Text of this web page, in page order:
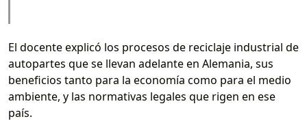
El docente explicó los procesos de reciclaje industrial de
autopartes que se llevan adelante en Alemania, sus
beneficios tanto para la economía como para el medio
ambiente, y las normativas legales que rigen en ese
país.